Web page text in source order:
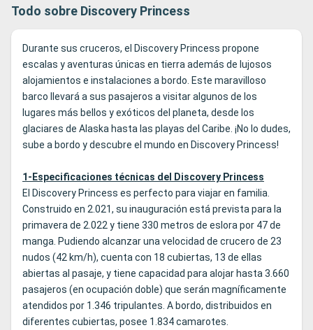
Todo sobre Discovery Princess
Durante sus cruceros, el Discovery Princess propone
escalas y aventuras únicas en tierra además de lujosos
alojamientos e instalaciones a bordo. Este maravilloso
barco llevará a sus pasajeros a visitar algunos de los
lugares más bellos y exóticos del planeta, desde los
glaciares de Alaska hasta las playas del Caribe. ¡No lo dudes,
sube a bordo y descubre el mundo en Discovery Princess!
1-Especificaciones técnicas del Discovery Princess
El Discovery Princess es perfecto para viajar en familia.
Construido en 2.021, su inauguración está prevista para la
primavera de 2.022 y tiene 330 metros de eslora por 47 de
manga. Pudiendo alcanzar una velocidad de crucero de 23
nudos (42 km/h), cuenta con 18 cubiertas, 13 de ellas
abiertas al pasaje, y tiene capacidad para alojar hasta 3.660
pasajeros (en ocupación doble) que serán magníficamente
atendidos por 1.346 tripulantes. A bordo, distribuidos en
diferentes cubiertas, posee 1.834 camarotes.